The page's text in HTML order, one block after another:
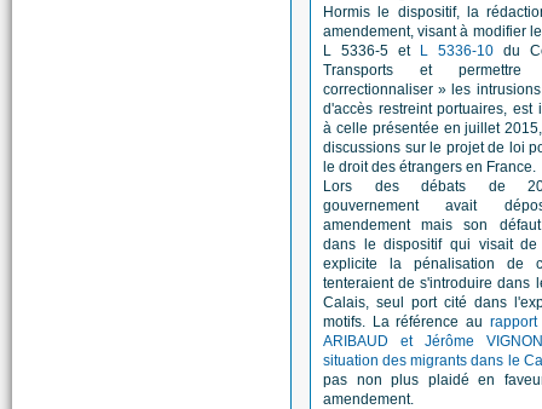
Hormis le dispositif, la
amendement, visant à modifier
L 5336-5 etL 5336-10du
Transports et
correctionnaliser » les
d'accès restreint portuaires, est
à celle présentée en juillet
discussions sur le projet de loi
le droit des étrangers en France.
Lors des débats de
gouvernement avait
amendement mais son
dans le dispositif qui visait de
explicite la pénalisation de
tenteraient de s'introduire dans
Calais, seul port cité dans
motifs. La référence au
ARIBAUD et Jérôme
situation des migrants dans le
pas non plus plaidé en
amendement.